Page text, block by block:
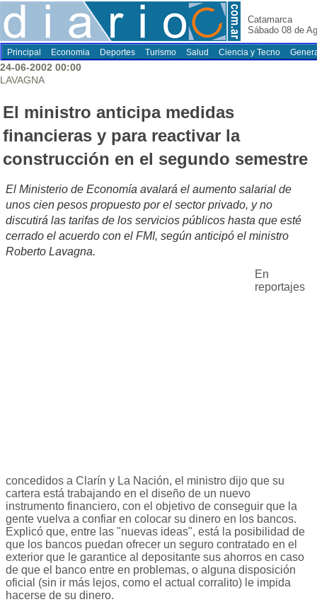
Catamarca
Sábado 08 de
Principal Economia Deportes Turismo Salud Ciencia y Tecno
24-06-2002 00:00
LAVAGNA
El ministro anticipa medidas
financieras y para reactivar la
construcción en el segundo semestre
El Ministerio de Economía avalará el aumento salarial de
unos cien pesos propuesto por el sector privado, y no
discutirá las tarifas de los servicios públicos hasta que esté
cerrado el acuerdo con el FMI, según anticipó el ministro
Roberto Lavagna.
En
reportajes
concedidos a Clarín y La Nación, el ministro dijo que su
cartera está trabajando en el diseño de un nuevo
instrumento financiero, con el objetivo de conseguir que la
gente vuelva a confiar en colocar su dinero en los bancos.
Explicó que, entre las "nuevas ideas", está la posibilidad de
que los bancos puedan ofrecer un seguro contratado en el
exterior que le garantice al depositante sus ahorros en caso
de que el banco entre en problemas, o alguna disposición
oficial (sin ir más lejos, como el actual corralito) le impida
hacerse de su dinero.